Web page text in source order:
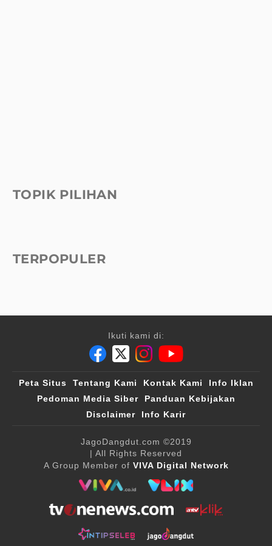
TOPIK PILIHAN
TERPOPULER
Ikuti kami di:
Peta Situs Tentang Kami Kontak Kami
Info Iklan
Pedoman Media Siber
Panduan Kebijakan
Disclaimer
Info Karir
JagoDangdut.com ©2019
| All Rights Reserved
A Group Member of VIVA Digital Network